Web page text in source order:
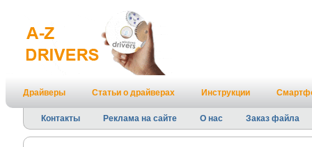
Драйверы Статьи о драйверах Инструкции
Контакты Реклама на сайте О нас Заказ файла